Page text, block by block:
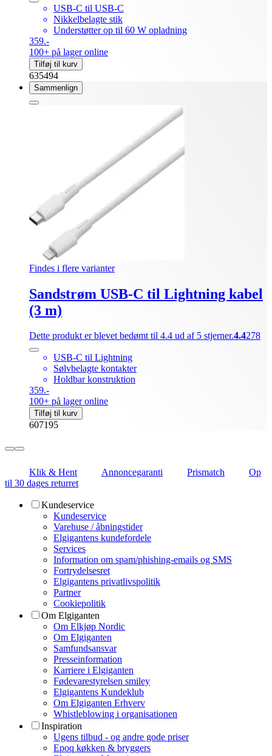
USB-C til USB-C
Nikkelbelagte stik
Understøtter op til 60 W opladning
359.-
100+ på lager online
Tilføj til kurv
635494
Sammenlign
Findes i flere varianter
Sandstrøm USB-C til Lightning kabel
(3 m)
Dette produkt er blevet bedømt til 4.4 ud af 5 stjerner.4.4278
USB-C til Lightning
Sølvbelagte kontakter
Holdbar konstruktion
359.-
100+ på lager online
Tilføj til kurv
607195
Klik & Hent Annoncegaranti Prismatch
Op
til 30 dages returret
Kundeservice
Kundeservice
Varehuse / åbningstider
Elgigantens kundefordele
Services
Information om spam/phishing-emails og SMS
Fortrydelsesret
Elgigantens privatlivspolitik
Partner
Cookiepolitik
Om Elgiganten
Om Elkjøp Nordic
Om Elgiganten
Samfundsansvar
Presseinformation
Karriere i Elgiganten
Fødevarestyrelsen smiley
Elgigantens Kundeklub
Om Elgiganten Erhverv
Whistleblowing i organisationen
Inspiration
Ugens tilbud - og andre gode priser
Epoq køkken & bryggers